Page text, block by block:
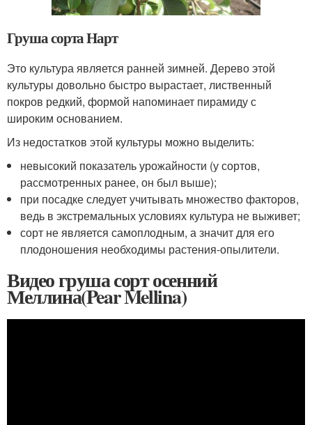
Груша сорта Нарт
Это культура является ранней зимней. Дерево этой
культуры довольно быстро вырастает, лиственный
покров редкий, формой напоминает пирамиду с
широким основанием.
Из недостатков этой культуры можно выделить:
невысокий показатель урожайности (у сортов,
рассмотренных ранее, он был выше);
при посадке следует учитывать множество факторов,
ведь в экстремальных условиях культура не выживет;
сорт не является самоплодным, а значит для его
плодоношения необходимы растения-опылители.
Видео груша сорт осенний
Меллина(Pear Mellina)